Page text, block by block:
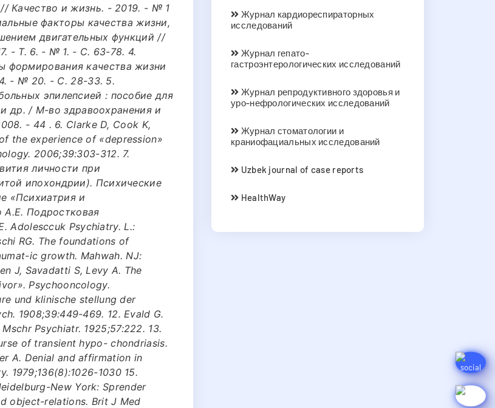
Качество и жизнь. - 2019. - № 1
факторы качества жизни,
двигательных функций //
- Т. 6. - № 1. - С. 63-78. 4.
формирования качества жизни
- № 20. - С. 28-33. 5.
эпилепсией : пособие для
др. / М-во здравоохранения и
- 44 . 6. Clarke D, Cook K,
the experience of «depression»
2006;39:303-312. 7.
личности при
ипохондрии). Психические
«Психиатрия и
А.Е. Подростковая
Adolesccuk Psychiatry. L.:
RG. The foundations of
ic growth. Mahwah. NJ:
J, Savadatti S, Levy A. The
Psychooncology.
und klinische stellung der
1908;39:449-469. 12. Evald G.
Psychiatr. 1925;57:222. 13.
of transient hypo- chondriasis.
A. Denial and affirmation in
1979;136(8):1026-1030 15.
New York: Sprender
object-relations. Brit J Med
Журнал кардиореспираторных
исследований
Журнал гепато-
гастроэнтерологических исследований
Журнал репродуктивного здоровья и
уро-нефрологических исследований
Журнал стоматологии и
краниофациальных исследований
Uzbek journal of case reports
HealthWay